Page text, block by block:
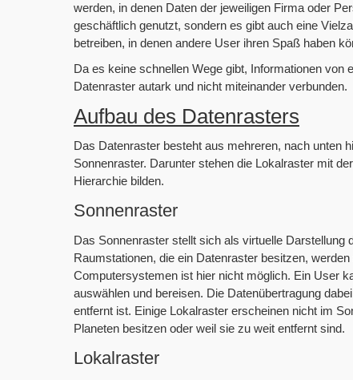
werden, in denen Daten der jeweiligen Firma oder
geschäftlich genutzt, sondern es gibt auch eine
betreiben, in denen andere User ihren Spaß haben
Da es keine schnellen Wege gibt, Informationen
Datenraster autark und nicht miteinander verbunden.
Aufbau des Datenrasters
Das Datenraster besteht aus mehreren, nach unten
Sonnenraster. Darunter stehen die Lokalraster mit
Hierarchie bilden.
Sonnenraster
Das Sonnenraster stellt sich als virtuelle
Raumstationen, die ein Datenraster besitzen,
Computersystemen ist hier nicht möglich. Ein User
auswählen und bereisen. Die Datenübertragung
entfernt ist. Einige Lokalraster erscheinen nicht im
Planeten besitzen oder weil sie zu weit entfernt sind.
Lokalraster